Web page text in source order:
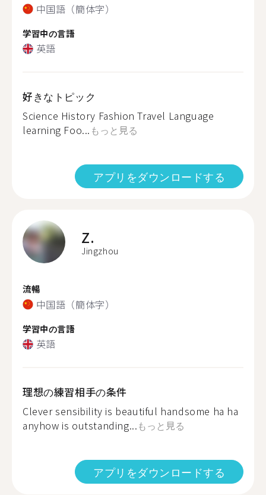
中国語（簡体字）
学習中の言語
英語
好きなトピック
Science History Fashion Travel Language
learning Foo... もっと見る
アプリをダウンロードする
Z.
Jingzhou
流暢
中国語（簡体字）
学習中の言語
英語
理想の練習相手の条件
Clever sensibility is beautiful handsome ha ha
anyhow is outstanding...もっと見る
アプリをダウンロードする